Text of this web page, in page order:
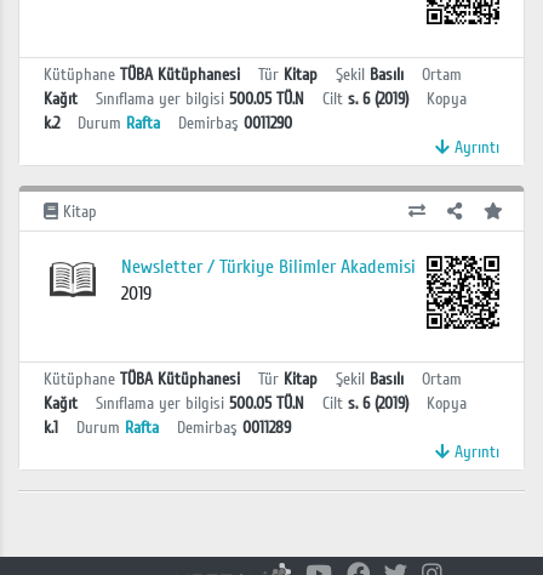
Kütüphane TÜBA Kütüphanesi Tür Kitap Şekil Basılı
Ortam
Kağıt
Sınıflama yer bilgisi 500.05 TÜ.N Cilt s. 6 (2019)
Kopya
k.2
Durum Rafta Demirbaş 0011290
Ayrıntı
Kitap
Newsletter / Türkiye Bilimler Akademisi
2019
Kütüphane TÜBA Kütüphanesi Tür Kitap Şekil Basılı
Ortam
Kağıt
Sınıflama yer bilgisi 500.05 TÜ.N Cilt s. 6 (2019)
Kopya
k.1
Durum Rafta Demirbaş 0011289
Ayrıntı